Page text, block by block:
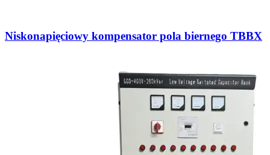
Niskonapięciowy kompensator pola biernego TBBX